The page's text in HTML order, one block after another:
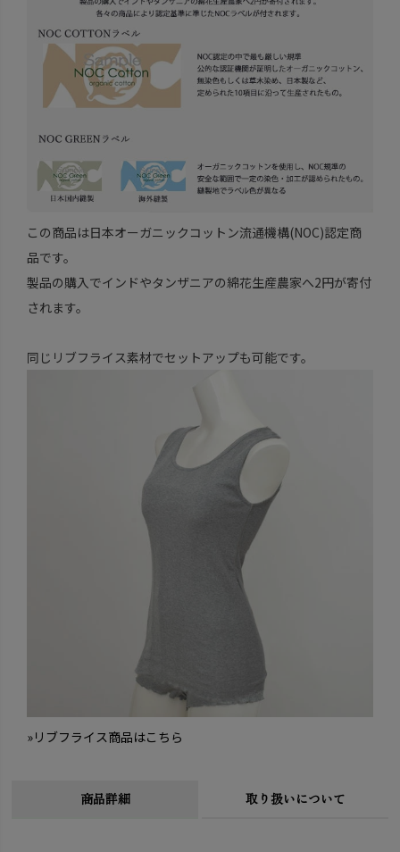
この商品は日本オーガニックコットン流通機構(NOC)認定商
品です。
製品の購入でインドやタンザニアの綿花生産農家へ2円が寄付
されます。
同じリブフライス素材でセットアップも可能です。
»リブフライス商品はこちら
商品詳細 取り扱いについて